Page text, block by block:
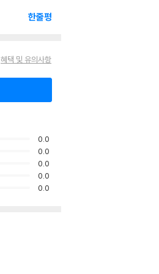
한줄평
혜택 및 유의사항
0.0
0.0
0.0
0.0
0.0